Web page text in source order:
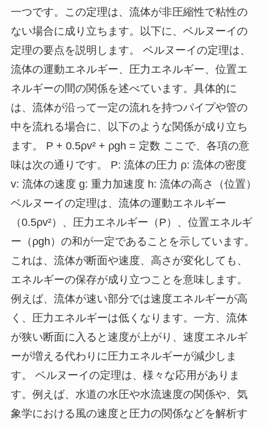
一つです。この定理は、流体が非圧縮性で粘性の
ない場合に成り立ちます。以下に、ベルヌーイの
定理の要点を説明します。 ベルヌーイの定理は、
流体の運動エネルギー、圧力エネルギー、位置エ
ネルギーの間の関係を述べています。具体的に
は、流体が沿って一定の流れを持つパイプや管の
中を流れる場合に、以下のような関係が成り立ち
ます。 P + 0.5ρv² + ρgh = 定数 ここで、各項の意
味は次の通りです。 P: 流体の圧力 ρ: 流体の密度
v: 流体の速度 g: 重力加速度 h: 流体の高さ（位置）
ベルヌーイの定理は、流体の運動エネルギー
（0.5ρv²）、圧力エネルギー（P）、位置エネルギ
ー（ρgh）の和が一定であることを示しています。
これは、流体が断面や速度、高さが変化しても、
エネルギーの保存が成り立つことを意味します。
例えば、流体が速い部分では速度エネルギーが高
く、圧力エネルギーは低くなります。一方、流体
が狭い断面に入ると速度が上がり、速度エネルギ
ーが増える代わりに圧力エネルギーが減少しま
す。 ベルヌーイの定理は、様々な応用がありま
す。例えば、水道の水圧や水流速度の関係や、気
象学における風の速度と圧力の関係などを解析す